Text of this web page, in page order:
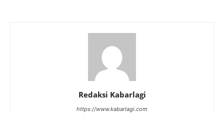
Redaksi Kabarlagi
https://www.kabarlagi.com